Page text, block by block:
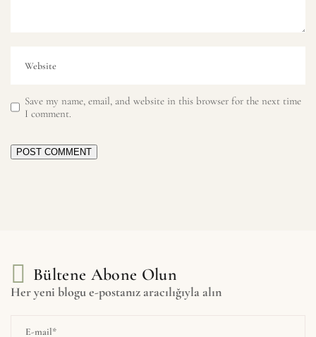
Save my name, email, and website in this browser for the next time
I comment.
POST COMMENT
Bültene Abone Olun
Her yeni blogu e-postanız aracılığıyla alın